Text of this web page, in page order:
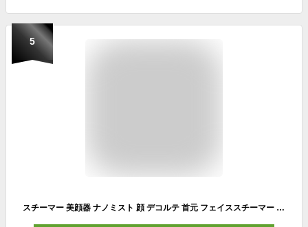
5
スチーマー 美顔器 ナノミスト 顔 デコルテ 首元 フェイススチーマー 充電式 小型 潤い 保湿 毛穴ケア 春 秋 冬 乾燥防止 スキンケア エステ 携帯ミスト ハンディミスト 美容家電 かわいい おしゃれ MissTBeaute ミスティ・ボーテ